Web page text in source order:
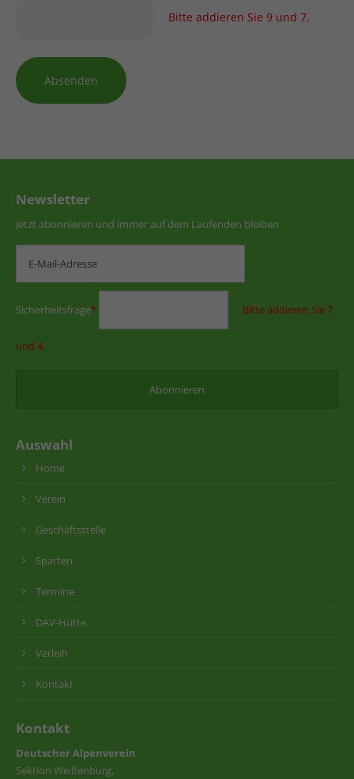
Bitte addieren Sie 9 und 7.
Absenden
Newsletter
Jetzt abonnieren und immer auf dem Laufenden bleiben
Sicherheitsfrage* Bitte addieren Sie 7
und 4.
Auswahl
Home
Verein
Geschäftsstelle
Sparten
Termine
DAV-Hütte
Verleih
Kontakt
Kontakt
Deutscher Alpenverein
Sektion Weißenburg,